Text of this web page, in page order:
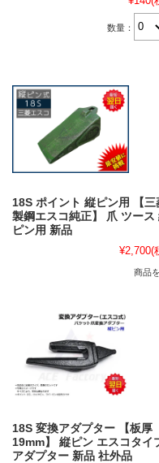
数量：
18S ポイント 縦ピン用 【三
製鋼エスコ純正】 爪 ツース
ピン用 新品
¥2,700(
商品
18S 変換アダプター 【板厚
19mm】 縦ピン エスコタイ
アダプター 新品 社外品